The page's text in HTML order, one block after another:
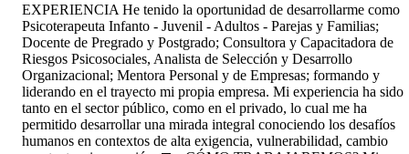
EXPERIENCIA He tenido la oportunidad de desarrollarme como
Psicoterapeuta Infanto - Juvenil - Adultos - Parejas y Familias;
Docente de Pregrado y Postgrado; Consultora y Capacitadora de
Riesgos Psicosociales, Analista de Selección y Desarrollo
Organizacional; Mentora Personal y de Empresas; formando y
liderando en el trayecto mi propia empresa. Mi experiencia ha sido
tanto en el sector público, como en el privado, lo cual me ha
permitido desarrollar una mirada integral conociendo los desafíos
humanos en contextos de alta exigencia, vulnerabilidad, cambio